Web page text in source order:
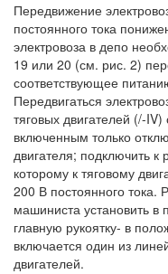
Передвижение
постоянного тока
электровоза в депо
19 или 20 (см. рис. 2)
соответствующее
Передвигаться
тяговых двигателей (/-IV)
включенным только
двигателя; подключить к
которому к тяговому
200 В постоянного тока.
машиниста установить
главную рукоятку- в
включается один из
двигателей.